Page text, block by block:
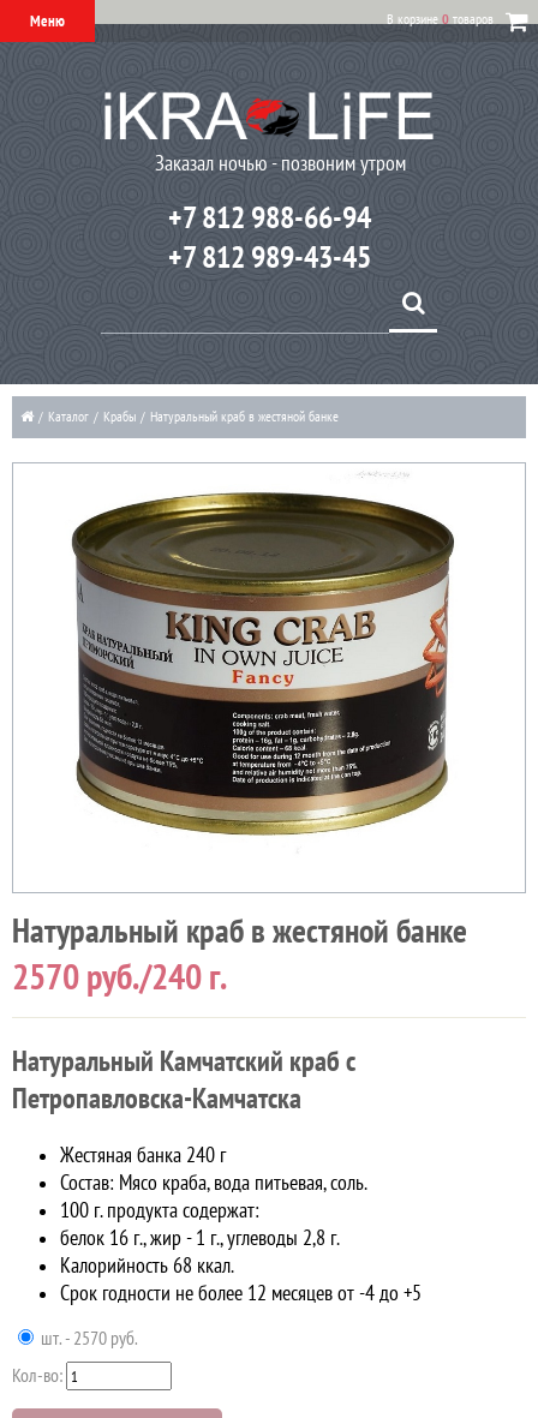
Меню В корзине 0 товаров
Заказал ночью - позвоним утром
+7 812 988-66-94
+7 812 989-43-45
/ Каталог / Крабы / Натуральный краб в жестяной банке
Натуральный краб в жестяной банке
2570руб./240 г.
Натуральный Камчатский краб с
Петропавловска-Камчатска
Жестяная банка 240 г
Состав: Мясо краба, вода питьевая, соль.
100 г. продукта содержат:
белок 16 г., жир - 1 г., углеводы 2,8 г.
Калорийность 68 ккал.
Срок годности не более 12 месяцев от -4 до +5
шт. - 2570 руб.
Кол-во: